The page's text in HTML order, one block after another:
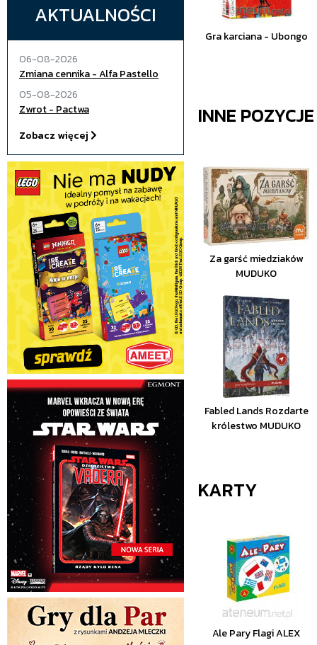
AKTUALNOŚCI
06-08-2026
Zmiana cennika - Alfa Pastello
05-08-2026
Zwrot - Pactwa
Zobacz więcej
Gra karciana - Ubongo
INNE
Za garść miedziaków
MUDUKO
Fabled Lands Rozdarte
królestwo MUDUKO
KARTY
Ale Pary Flagi ALEX